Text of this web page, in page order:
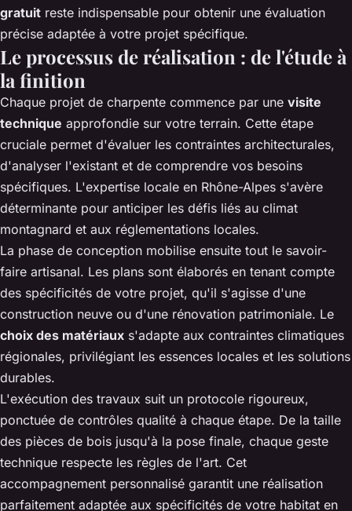
gratuit reste indispensable pour obtenir une évaluation
précise adaptée à votre projet spécifique.
Le processus de réalisation : de l'étude à
la finition
Chaque projet de charpente commence par une visite
technique approfondie sur votre terrain. Cette étape
cruciale permet d'évaluer les contraintes architecturales,
d'analyser l'existant et de comprendre vos besoins
spécifiques. L'expertise locale en Rhône-Alpes s'avère
déterminante pour anticiper les défis liés au climat
montagnard et aux réglementations locales.
La phase de conception mobilise ensuite tout le savoir-
faire artisanal. Les plans sont élaborés en tenant compte
des spécificités de votre projet, qu'il s'agisse d'une
construction neuve ou d'une rénovation patrimoniale. Le
choix des matériaux s'adapte aux contraintes climatiques
régionales, privilégiant les essences locales et les solutions
durables.
L'exécution des travaux suit un protocole rigoureux,
ponctuée de contrôles qualité à chaque étape. De la taille
des pièces de bois jusqu'à la pose finale, chaque geste
technique respecte les règles de l'art. Cet
accompagnement personnalisé garantit une réalisation
parfaitement adaptée aux spécificités de votre habitat en